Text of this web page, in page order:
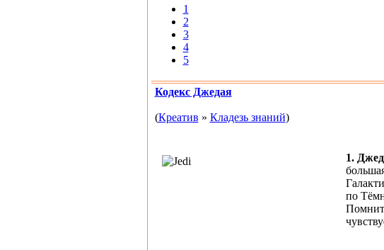
1
2
3
4
5
Кодекс Джедая
(Креатив » Кладезь знаний)
1.
по